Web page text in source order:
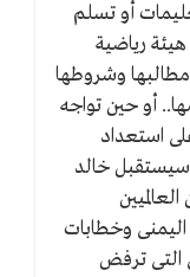
أو تسلم
رياضية
وشروطها
أو حين تواجه
استعداد
خالد
اليمنى وخطابات
التى ترفض